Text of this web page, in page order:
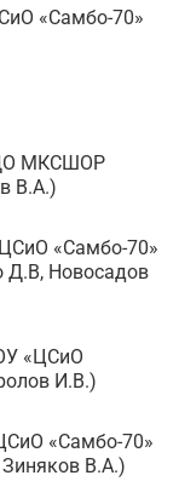
«Самбо-70»
ДО МКСШОР
В.А.)
«Самбо-70»
Д.В, Новосадов
«ЦСиО
И.В.)
«Самбо-70»
В.А.)